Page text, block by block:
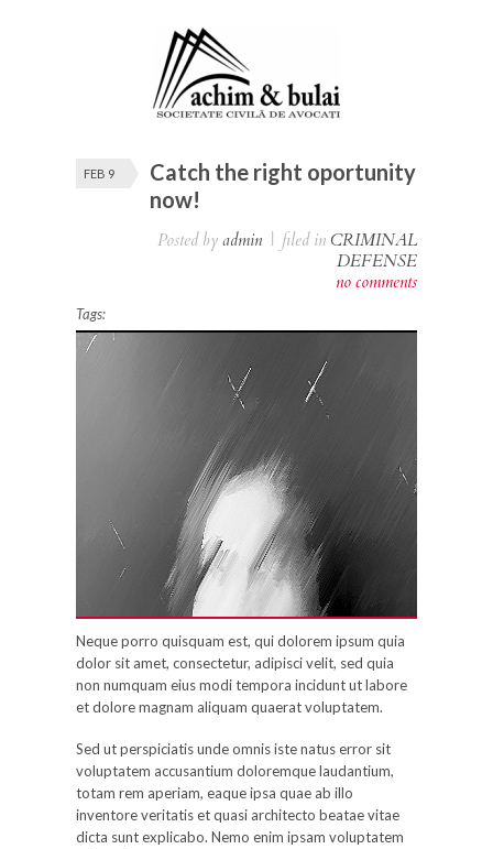
FEB 9
Catch the right oportunity
now!
Posted by admin | filed in CRIMINAL
DEFENSE
no comments
Tags:
Neque porro quisquam est, qui dolorem ipsum quia
dolor sit amet, consectetur, adipisci velit, sed quia
non numquam eius modi tempora incidunt ut labore
et dolore magnam aliquam quaerat voluptatem.
Sed ut perspiciatis unde omnis iste natus error sit
voluptatem accusantium doloremque laudantium,
totam rem aperiam, eaque ipsa quae ab illo
inventore veritatis et quasi architecto beatae vitae
dicta sunt explicabo. Nemo enim ipsam voluptatem